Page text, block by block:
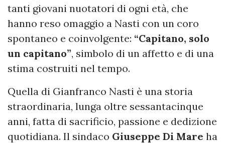
tanti giovani nuotatori di ogni età, che
hanno reso omaggio a Nasti con un coro
spontaneo e coinvolgente: “Capitano, solo
un capitano”, simbolo di un affetto e di una
stima costruiti nel tempo.
Quella di Gianfranco Nasti è una storia
straordinaria, lunga oltre sessantacinque
anni, fatta di sacrificio, passione e dedizione
quotidiana. Il sindaco Giuseppe Di Mare ha